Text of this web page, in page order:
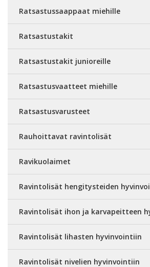
Ratsastussaappaat miehille
Ratsastustakit
Ratsastustakit junioreille
Ratsastusvaatteet miehille
Ratsastusvarusteet
Rauhoittavat ravintolisät
Ravikuolaimet
Ravintolisät hengitysteiden
Ravintolisät ihon ja karvapeitteen
Ravintolisät lihasten hyvinvointiin
Ravintolisät nivelien hyvinvointiin